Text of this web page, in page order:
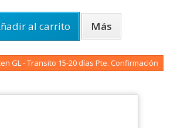
al carrito Más
GL - Transito 15-20 días Pte. Confirmación